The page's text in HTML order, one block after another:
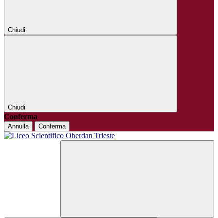
Chiudi
Chiudi
Conferma
Annulla Conferma